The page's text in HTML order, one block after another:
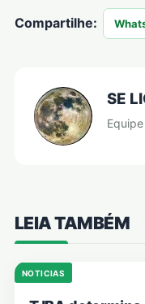
Compartilhe:
SE
LEIA TAMBÉM
NOTICIAS